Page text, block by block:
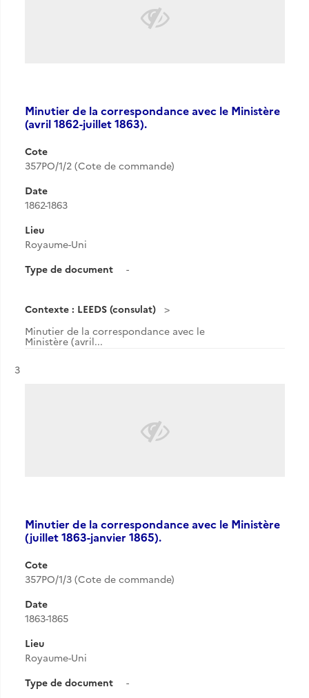
Minutier de la correspondance avec le Ministère
(avril 1862-juillet 1863).
Cote
357PO/1/2 (Cote de commande)
Date
1862-1863
Lieu
Royaume-Uni
Type de document
-
Contexte : LEEDS (consulat)
Minutier de la correspondance avec le
Ministère (avril...
Résultat n°
3
Minutier de la correspondance avec le Ministère
(juillet 1863-janvier 1865).
Cote
357PO/1/3 (Cote de commande)
Date
1863-1865
Lieu
Royaume-Uni
Type de document
-